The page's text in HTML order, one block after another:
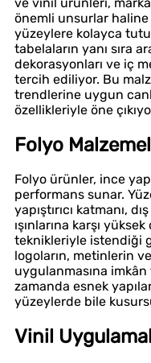
önemli unsurlar
yüzeylere kolayca
tabelaların yanı sıra
dekorasyonları ve iç
tercih ediliyor. Bu
trendlerine uygun
özellikleriyle öne
Folyo
Folyo ürünler, ince
performans sunar.
yapıştırıcı katmanı,
ışınlarına karşı
teknikleriyle istendiği
logoların, metinlerin
uygulanmasına imkân
zamanda esnek
yüzeylerde bile
Vinil